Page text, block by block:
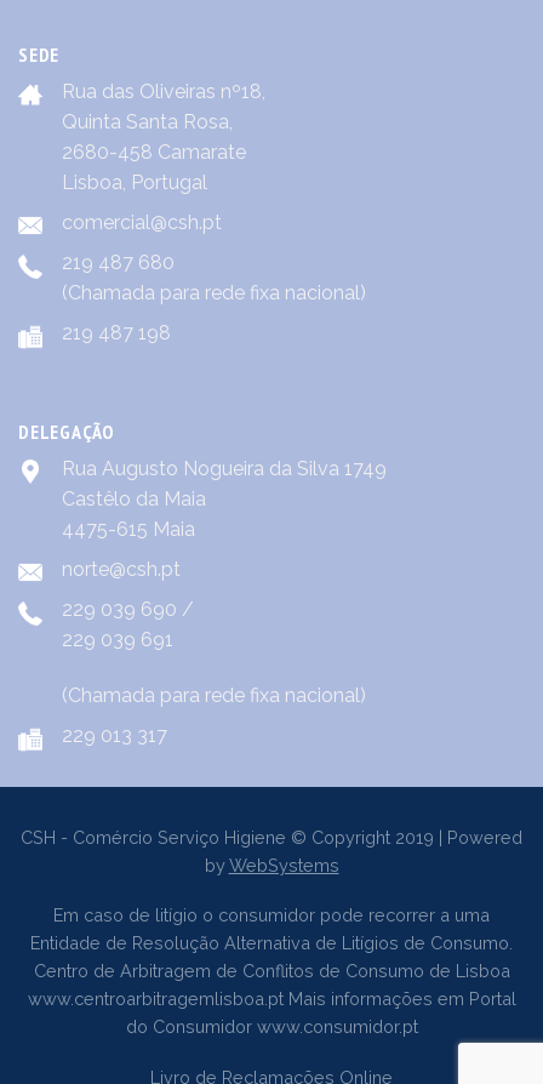
SEDE
Rua das Oliveiras nº18,
Quinta Santa Rosa,
2680-458 Camarate
Lisboa, Portugal
comercial@csh.pt
219 487 680
(Chamada para rede fixa nacional)
219 487 198
DELEGAÇÃO
Rua Augusto Nogueira da Silva 1749
Castêlo da Maia
4475-615 Maia
norte@csh.pt
229 039 690 /
229 039 691
(Chamada para rede fixa nacional)
229 013 317
CSH - Comércio Serviço Higiene © Copyright 2019 | Powered
byWebSystems
Em caso de litígio o consumidor pode recorrer a uma
Entidade de Resolução Alternativa de Litígios de Consumo.
Centro de Arbitragem de Conflitos de Consumo de Lisboa
www.centroarbitragemlisboa.ptMais informações em Portal
do Consumidor www.consumidor.pt
Livro de Reclamações Online